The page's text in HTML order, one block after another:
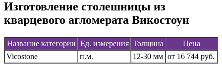
Изготовление столешницы из
кварцевого агломерата Викостоун
Название категории Ед. измерения Толщина
Цена
Vicostone
п.м. 12-30 мм от 16 744 руб.